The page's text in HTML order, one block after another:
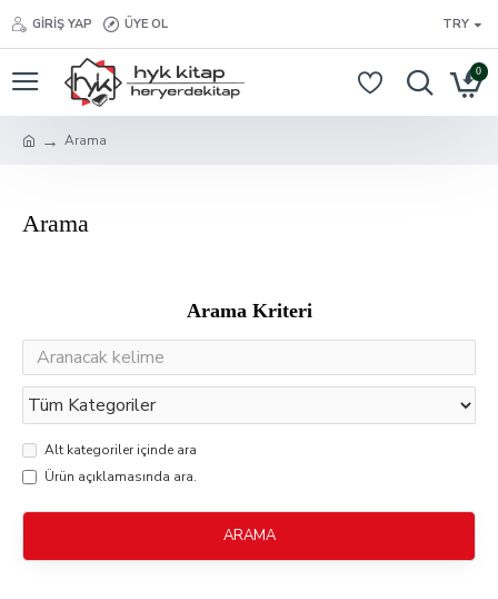
GIRIŞ YAP ÜYE OL TRY
0
Arama
Arama
Arama Kriteri
Alt kategoriler içinde ara
Ürün açıklamasında ara.
ARAMA